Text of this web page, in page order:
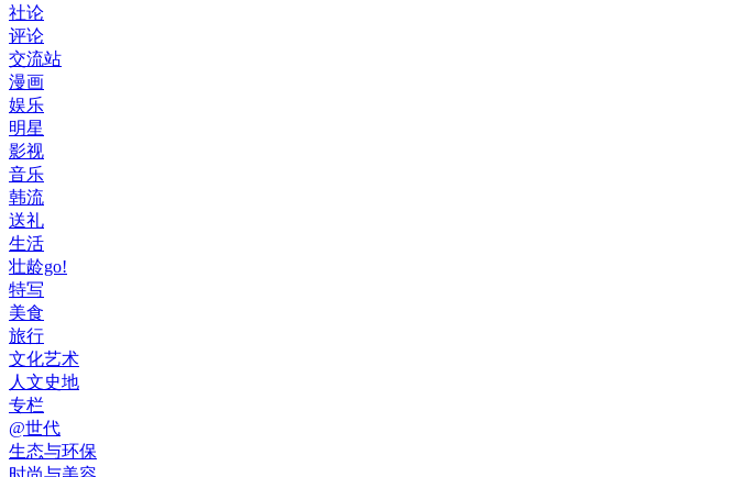
社论
评论
交流站
漫画
娱乐
明星
影视
音乐
韩流
送礼
生活
壮龄go!
特写
美食
旅行
文化艺术
人文史地
专栏
@世代
生态与环保